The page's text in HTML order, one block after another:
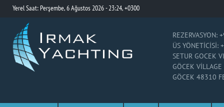
Yerel Saat: Perşembe, 6 Ağustos 2026 - 23:24, +0300
ÜS
SETUR GOCEK
GÖCEK VILLAGE
GÖCEK 48310